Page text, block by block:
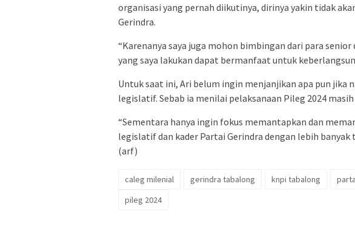
organisasi yang pernah diikutinya, dirinya yakin tidak
Gerindra.
“Karenanya saya juga mohon bimbingan dari para
yang saya lakukan dapat bermanfaat untuk
Untuk saat ini, Ari belum ingin menjanjikan apa pun jika
legislatif. Sebab ia menilai pelaksanaan Pileg 2024
“Sementara hanya ingin fokus memantapkan dan
legislatif dan kader Partai Gerindra dengan lebih banyak
(arf)
caleg milenial gerindra tabalong knpi tabalong
pileg 2024